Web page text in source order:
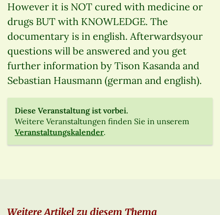
However it is NOT cured with medicine or
drugs BUT with KNOWLEDGE. The
documentary is in english. Afterwardsyour
questions will be answered and you get
further information by Tison Kasanda and
Sebastian Hausmann (german and english).
Diese Veranstaltung ist vorbei.
Weitere Veranstaltungen finden Sie in unserem
Veranstaltungskalender.
Weitere Artikel zu diesem Thema